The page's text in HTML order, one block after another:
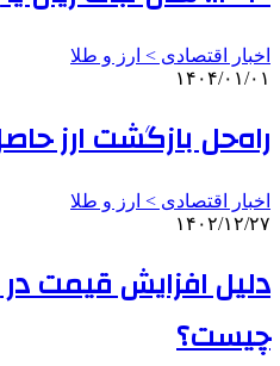
اخبار اقتصادی > ارز و طلا
۱۴۰۴/۰۱/۰۱
راه‌حل بازگشت ارز
اخبار اقتصادی > ارز و طلا
۱۴۰۲/۱۲/۲۷
دلیل افزایش قیمت‌ در
چیست؟